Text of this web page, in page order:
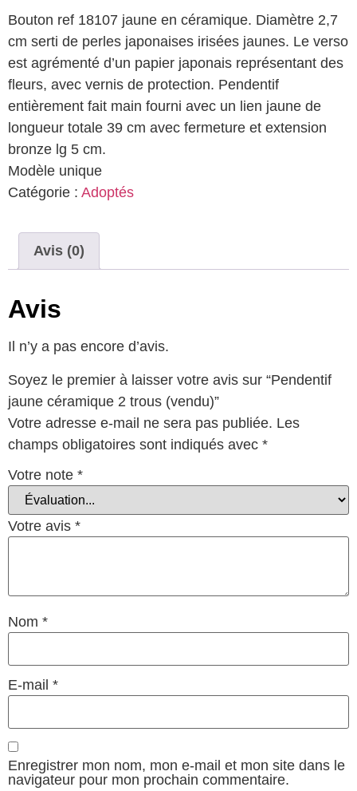
Bouton ref 18107 jaune en céramique. Diamètre 2,7
cm serti de perles japonaises irisées jaunes. Le verso
est agrémenté d’un papier japonais représentant des
fleurs, avec vernis de protection. Pendentif
entièrement fait main fourni avec un lien jaune de
longueur totale 39 cm avec fermeture et extension
bronze lg 5 cm.
Modèle unique
Catégorie : Adoptés
Avis (0)
Avis
Il n’y a pas encore d’avis.
Soyez le premier à laisser votre avis sur “Pendentif
jaune céramique 2 trous (vendu)”
Votre adresse e-mail ne sera pas publiée. Les
champs obligatoires sont indiqués avec *
Votre note *
Votre avis *
Nom *
E-mail *
Enregistrer mon nom, mon e-mail et mon site dans le
navigateur pour mon prochain commentaire.